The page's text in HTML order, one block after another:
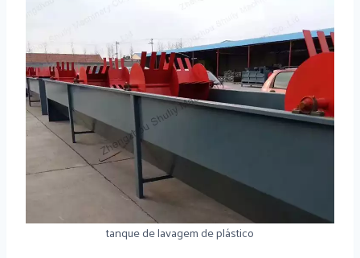
tanque de lavagem de plástico